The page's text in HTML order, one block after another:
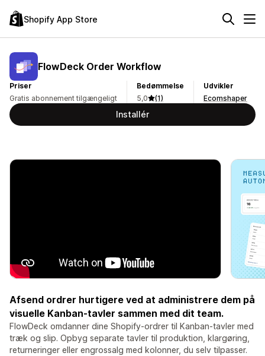
Shopify App Store
FlowDeck Order Workflow
Priser
Gratis abonnement tilgængeligt
Bedømmelse
5,0
(1)
Udvikler
Ecomshaper
Installér
Afsend ordrer hurtigere ved at administrere dem på
visuelle Kanban-tavler sammen med dit team.
FlowDeck omdanner dine Shopify-ordrer til Kanban-tavler med
træk og slip. Opbyg separate tavler til produktion, klargøring,
returneringer eller engrossalg med kolonner, du selv tilpasser.